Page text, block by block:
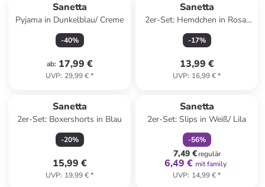
Sanetta
Pyjama in Dunkelblau/ Creme
-40%
ab: 17,99 €
UVP: 29,99 €*
Sanetta
2er-Set: Hemdchen in Rosa/
Creme
-17%
13,99 €
UVP: 16,99 €*
Sanetta
2er-Set: Boxershorts in Blau
-20%
15,99 €
UVP: 19,99 €*
Sanetta
2er-Set: Slips in Weiß/ Lila
-56%
7,49 €regulär
6,49 € mit family
UVP: 14,99 €*